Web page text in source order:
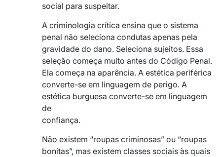
social para suspeitar.
A criminologia crítica ensina que o sistema
penal não seleciona condutas apenas pela
gravidade do dano. Seleciona sujeitos. Essa
seleção começa muito antes do Código Penal.
Ela começa na aparência. A estética periférica
converte-se em linguagem de perigo. A
estética burguesa converte-se em linguagem
de
confiança.
Não existem “roupas criminosas” ou “roupas
bonitas”, mas existem classes sociais às quais